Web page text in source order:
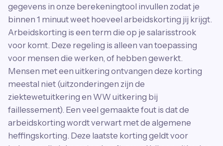
gegevens in onze berekeningtool invullen zodat je
binnen 1 minuut weet hoeveel arbeidskorting jij krijgt.
Arbeidskorting is een term die op je salarisstrook
voor komt. Deze regeling is alleen van toepassing
voor mensen die werken, of hebben gewerkt.
Mensen met een uitkering ontvangen deze korting
meestal niet (uitzonderingen zijn de
ziektewetuitkering en WW uitkering bij
faillessement). Een veel gemaakte fout is dat de
arbeidskorting wordt verwart met de algemene
heffingskorting. Deze laatste korting geldt voor